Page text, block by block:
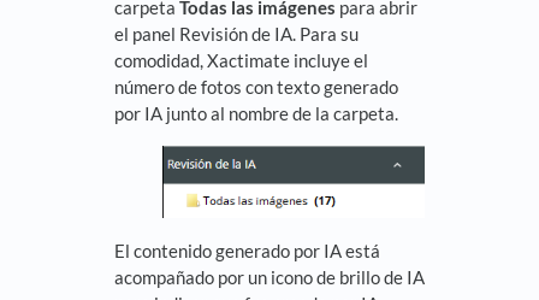
carpeta Todas las imágenes para abrir
el panel Revisión de IA. Para su
comodidad, Xactimate incluye el
número de fotos con texto generado
por IA junto al nombre de la carpeta.
El contenido generado por IA está
acompañado por un icono de brillo de IA